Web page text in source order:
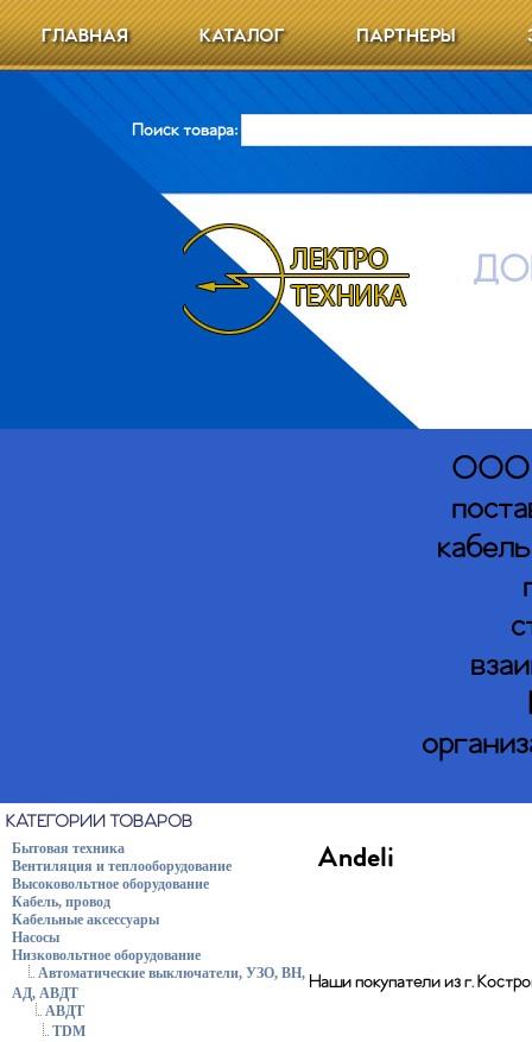
ГЛАВНАЯ КАТАЛОГ ПАРТНЕРЫ
Поиск товара:
ООО
КАТЕГОРИИ ТОВАРОВ
Бытовая техника
Вентиляция и теплооборудование
Высоковольтное оборудование
Кабель, провод
Кабельные аксессуары
Насосы
Низковольтное оборудование
Автоматические выключатели, УЗО, ВН,
АД, АВДТ
АВДТ
TDM
Andeli
Наши покупатели из г.